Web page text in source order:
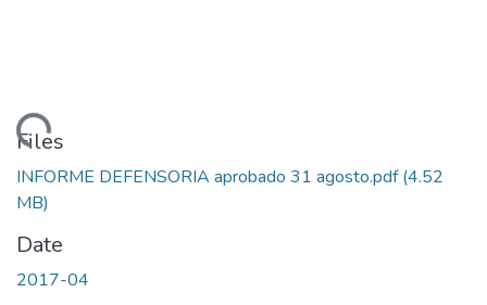
Loading...
Files
INFORME DEFENSORIA aprobado 31 agosto.pdf(4.52
MB)
Date
2017-04